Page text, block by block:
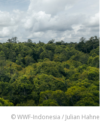
© WWF-Indonesia / Julian Hahne